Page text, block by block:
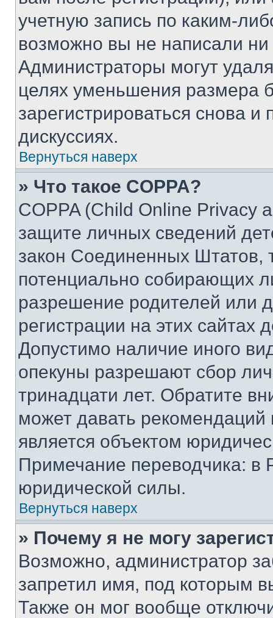
учетную запись по каким-
возможно вы не написали
Администраторы могут
целях уменьшения размера
зарегистрироваться снова и
дискуссиях.
Вернуться наверх
» Что такое COPPA?
COPPA (Child Online Privacy
защите личных сведений
закон Соединенных Штатов,
потенциально собирающих
разрешение родителей или
регистрации на этих сайтах
Допустимо наличие иного
опекуны разрешают сбор
тринадцати лет. Обратите
может давать
является объектом
Примечание переводчика: в
юридической силы.
Вернуться наверх
» Почему я не могу
Возможно, администратор
запретил имя, под которым
Также он мог вообще